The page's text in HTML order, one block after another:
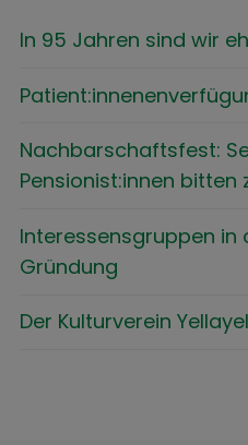
In 95 Jahren sind wir
Nachbarschaftsfest:
Pensionist:innen bitten
Interessensgruppen in
Gründung
Der Kulturverein